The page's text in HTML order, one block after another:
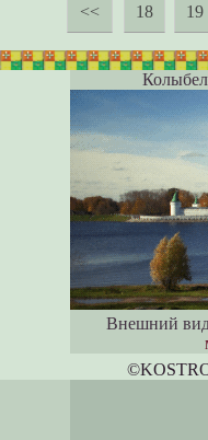
<< 18 19
Внешний